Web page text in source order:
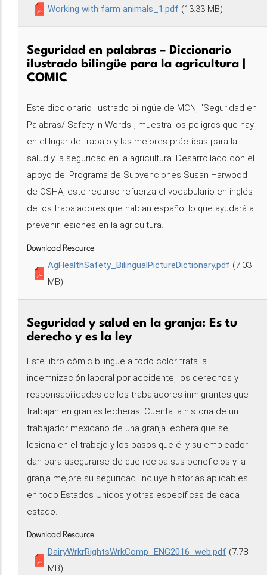
Working with farm animals_1.pdf (13.33 MB)
Seguridad en palabras – Diccionario
ilustrado bilingüe para la agricultura |
COMIC
Este diccionario ilustrado bilingüe de MCN, "Seguridad en
Palabras/ Safety in Words", muestra los peligros que hay
en el lugar de trabajo y las mejores prácticas para la
salud y la seguridad en la agricultura. Desarrollado con el
apoyo del Programa de Subvenciones Susan Harwood
de OSHA, este recurso refuerza el vocabulario en inglés
de los trabajadores que hablan español lo que ayudará a
prevenir lesiones en la agricultura.
Download Resource
AgHealthSafety_BilingualPictureDictionary.pdf (7.03
MB)
Seguridad y salud en la granja: Es tu
derecho y es la ley
Este libro cómic bilingüe a todo color trata la
indemnización laboral por accidente, los derechos y
responsabilidades de los trabajadores inmigrantes que
trabajan en granjas lecheras. Cuenta la historia de un
trabajador mexicano de una granja lechera que se
lesiona en el trabajo y los pasos que él y su empleador
dan para asegurarse de que reciba sus beneficios y la
granja mejore su seguridad. Incluye historias aplicables
en todo Estados Unidos y otras específicas de cada
estado.
Download Resource
DairyWrkrRightsWrkComp_ENG2016_web.pdf (7.78
MB)